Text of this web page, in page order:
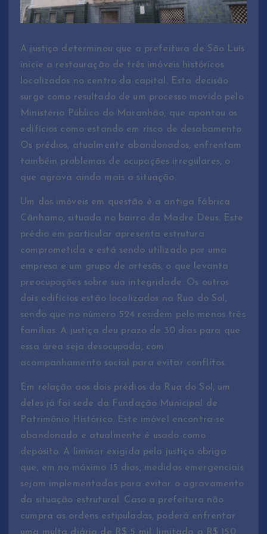
A justiça determinou que a prefeitura de São Luís
inicie a restauração de três imóveis históricos
localizados no centro da capital. Esta decisão
surge como resultado de um processo movido pelo
Ministério Público do Maranhão, que apontou os
edifícios como estando em risco de desabamento.
Os prédios, atualmente abandonados, enfrentam
também problemas de ocupações irregulares, o
que agrava ainda mais a situação.
Um dos imóveis em questão é a antiga fábrica
Cânhamo, situada no bairro da Madre Deus. Este
prédio em particular apresenta estrutura
comprometida e está sendo utilizado por uma
empresa e um grupo de artesãs, o que levanta
preocupações sobre sua integridade. Os outros
dois edifícios estão localizados na Rua do Sol,
sendo que no número 524 residem pelo menos três
famílias. A justiça deu prazo de 30 dias para que
essa área seja desocupada, com
acompanhamento social para evitar conflitos.
Em relação aos dois prédios da Rua do Sol, um
deles já foi sede da Fundação Municipal de
Patrimônio Histórico. Este imóvel encontra-se
abandonado e atualmente é usado como
depósito. A liminar exigida pela justiça obriga
que, em no máximo 15 dias, medidas emergenciais
sejam implementadas para evitar o agravamento
da situação estrutural. Caso a prefeitura não
cumpra as ordens estipuladas, poderá enfrentar